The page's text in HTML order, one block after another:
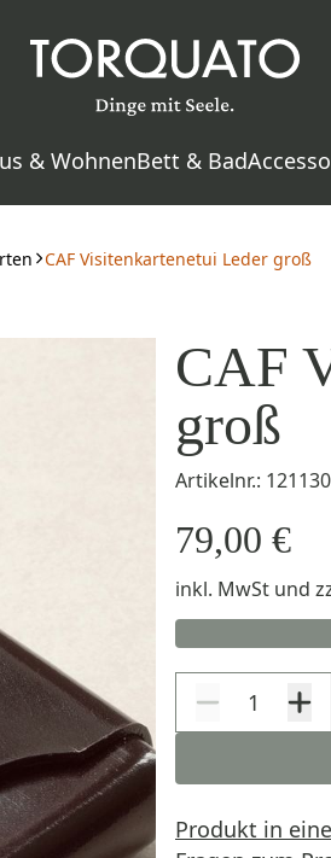
& WohnenBett & Bad
CAF Visitenkartenetui Leder groß
CAF
groß
Artikelnr.: 121130
79,00 €
inkl. MwSt und
Produkt in